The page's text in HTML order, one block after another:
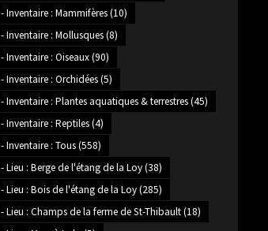
- Inventaire : Mammifères(10)
- Inventaire : Mollusques(8)
- Inventaire : Oiseaux(90)
- Inventaire : Orchidées(5)
- Inventaire : Plantes aquatiques & terrestres(45)
- Inventaire : Reptiles(4)
- Inventaire : Tous(558)
- Lieu : Berge de l'étang de la Loy(38)
- Lieu : Bois de l'étang de la Loy(285)
- Lieu : Champs de la ferme de St-Thibault(18)